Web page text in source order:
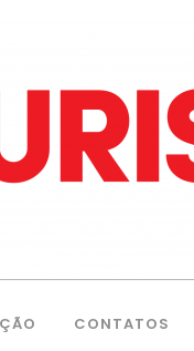
CONTATOS